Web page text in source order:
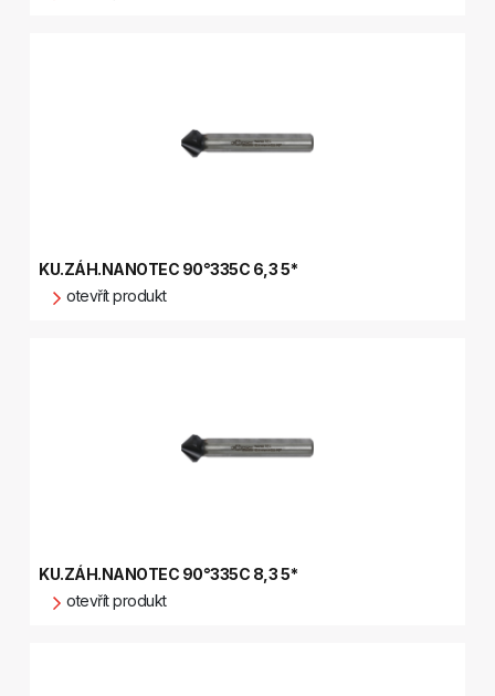
KU.ZÁH.NANOTEC 90°335C 6,3 5*
otevřít produkt
KU.ZÁH.NANOTEC 90°335C 8,3 5*
otevřít produkt